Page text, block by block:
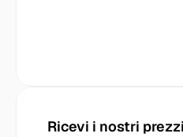
Ricevi i nostri